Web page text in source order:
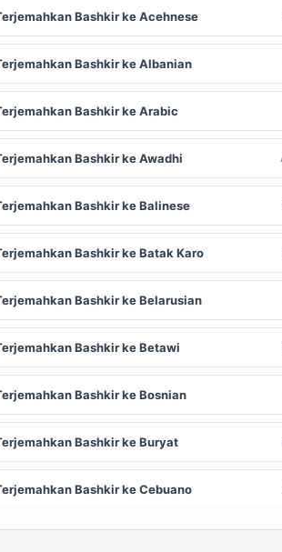
Bashkir ke Acehnese
Bashkir ke Albanian
Bashkir ke Arabic
Bashkir ke Awadhi
Bashkir ke Balinese
Bashkir ke Batak Karo
Bashkir ke Belarusian
Bashkir ke Betawi
Bashkir ke Bosnian
Bashkir ke Buryat
Bashkir ke Cebuano